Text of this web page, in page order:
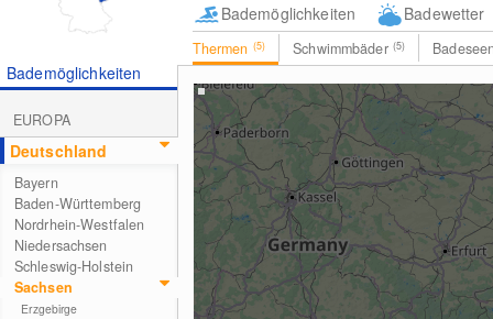
Bademöglichkeiten Badewetter
Thermen (5) Schwimmbäder (5)
Bademöglichkeiten
EUROPA
Deutschland
Bayern
Baden-Württemberg
Nordrhein-Westfalen
Niedersachsen
Schleswig-Holstein
Sachsen
Erzgebirge